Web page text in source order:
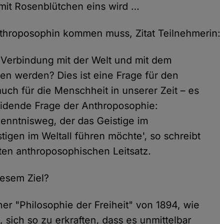
Rosenblütchen eins wird …
kommen muss, Zitat Teilnehmerin:
mit der Welt und mit dem
werden? Dies ist eine Frage für den
für die Menschheit in unserer Zeit – es
Frage der Anthroposophie:
der das Geistige im
im Weltall führen möchte', so schreibt
anthroposophischen Leitsatz.
Ziel?
"Philosophie der Freiheit" von 1894, wie
sich so zu erkraften, dass es unmittelbar